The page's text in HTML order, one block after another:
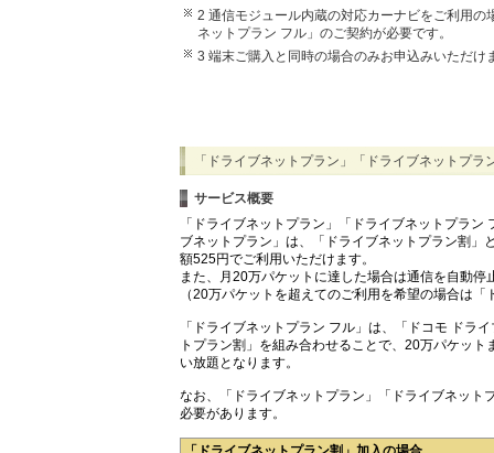
2 通信モジュール内蔵の対応カーナビをご利用
ネットプラン フル」のご契約が必要です。
3 端末ご購入と同時の場合のみお申込みいただけ
「ドライブネットプラン」「ドライブネットプ
サービス概要
「ドライブネットプラン」「ドライブネットプラ
ブネットプラン」は、「ドライブネットプラン割
額525円でご利用いただけます。
また、月20万パケットに達した場合は通信を自動
（20万パケットを超えてのご利用を希望の場合は
「ドライブネットプラン フル」は、「ドコモ ドラ
トプラン割」を組み合わせることで、20万パケッ
い放題となります。
なお、「ドライブネットプラン」「ドライブネット
必要があります。